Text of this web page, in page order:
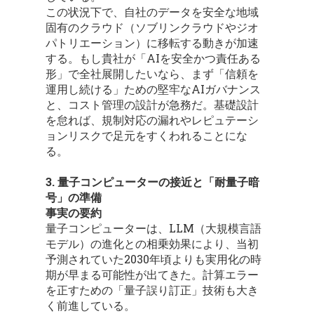
この状況下で、自社のデータを安全な地域
固有のクラウド（ソブリンクラウドやジオ
パトリエーション）に移転する動きが加速
する。もし貴社が「AIを安全かつ責任ある
形」で全社展開したいなら、まず「信頼を
運用し続ける」ための堅牢なAIガバナンス
と、コスト管理の設計が急務だ。基礎設計
を怠れば、規制対応の漏れやレピュテーシ
ョンリスクで足元をすくわれることにな
る。
3. 量子コンピューターの接近と「耐量子暗
号」の準備
事実の要約
量子コンピューターは、LLM（大規模言語
モデル）の進化との相乗効果により、当初
予測されていた2030年頃よりも実用化の時
期が早まる可能性が出てきた。計算エラー
を正すための「量子誤り訂正」技術も大き
く前進している。